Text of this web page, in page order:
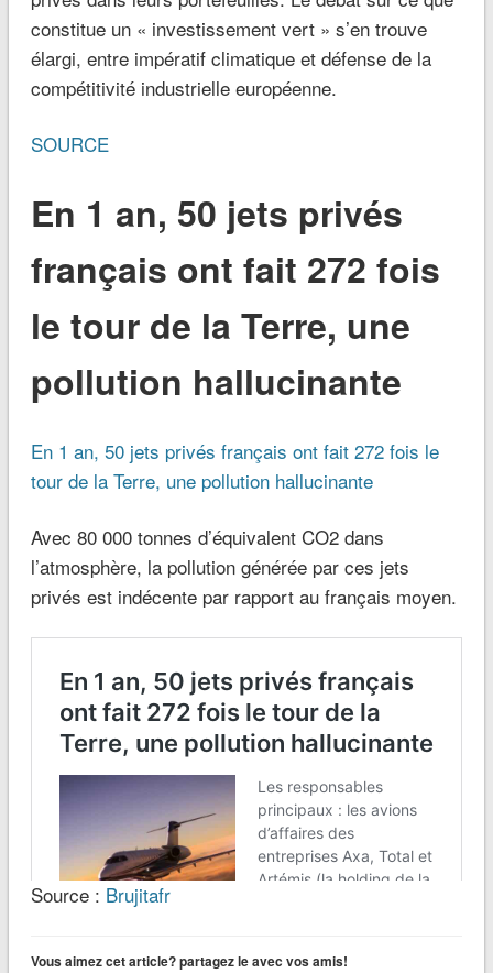
constitue un « investissement vert » s’en trouve
élargi, entre impératif climatique et défense de la
compétitivité industrielle européenne.
SOURCE
En 1 an, 50 jets privés
français ont fait 272 fois
le tour de la Terre, une
pollution hallucinante
En 1 an, 50 jets privés français ont fait 272 fois le
tour de la Terre, une pollution hallucinante
Avec 80 000 tonnes d’équivalent CO2 dans
l’atmosphère, la pollution générée par ces jets
privés est indécente par rapport au français moyen.
Source : Brujitafr
Vous aimez cet article? partagez le avec vos amis!